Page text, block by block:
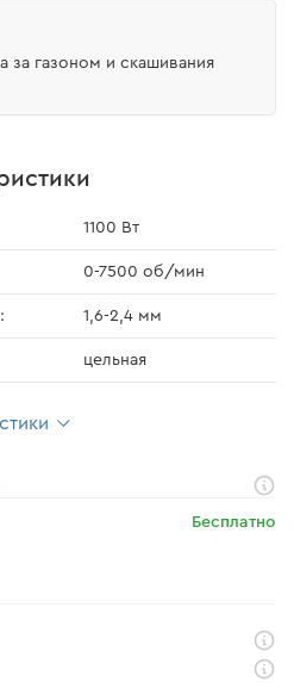
за газоном и скашивания
1100 Вт
0-7500 об/мин
1,6-2,4 мм
цельная
Бесплатно